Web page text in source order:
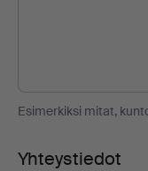
Esimerkiksi mitat,
Yhteystiedot